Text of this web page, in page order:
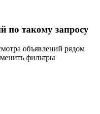
по такому запросу
объявлений рядом
фильтры